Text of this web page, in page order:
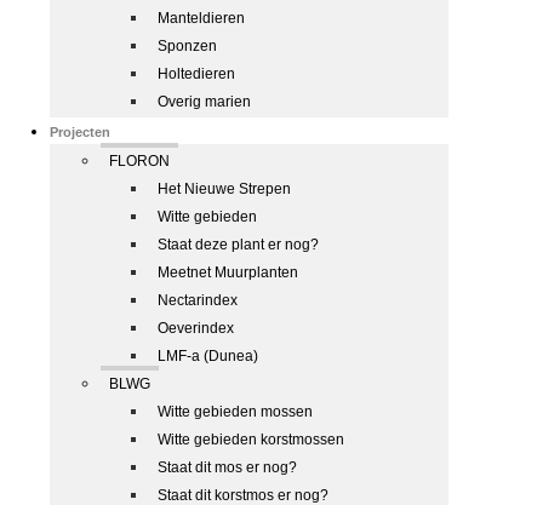
Manteldieren
Sponzen
Holtedieren
Overig marien
Projecten
FLORON
Het Nieuwe Strepen
Witte gebieden
Staat deze plant er nog?
Meetnet Muurplanten
Nectarindex
Oeverindex
LMF-a (Dunea)
BLWG
Witte gebieden mossen
Witte gebieden korstmossen
Staat dit mos er nog?
Staat dit korstmos er nog?